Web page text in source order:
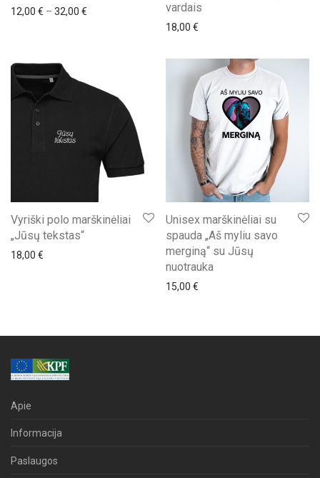
12,00 € – 32,00 € Price range: 12,00 € through 32,00 €
vardais
18,00 €
Vyriški polo marškinėliai
„Jūsų tekstas“
18,00 €
Unisex marškinėliai su
spauda „Aš myliu savo
merginą“ su Jūsų
nuotrauka
15,00 €
Apie
Informacija
Paslaugos